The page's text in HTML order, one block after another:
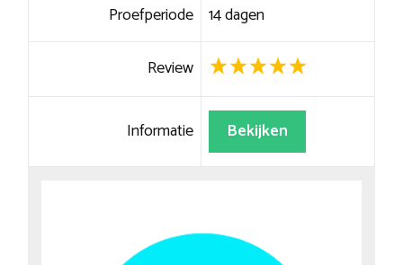
Proefperiode 14 dagen
Review
Informatie Bekijken